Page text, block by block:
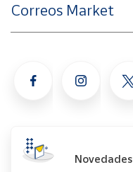
Correos Market
Novedades